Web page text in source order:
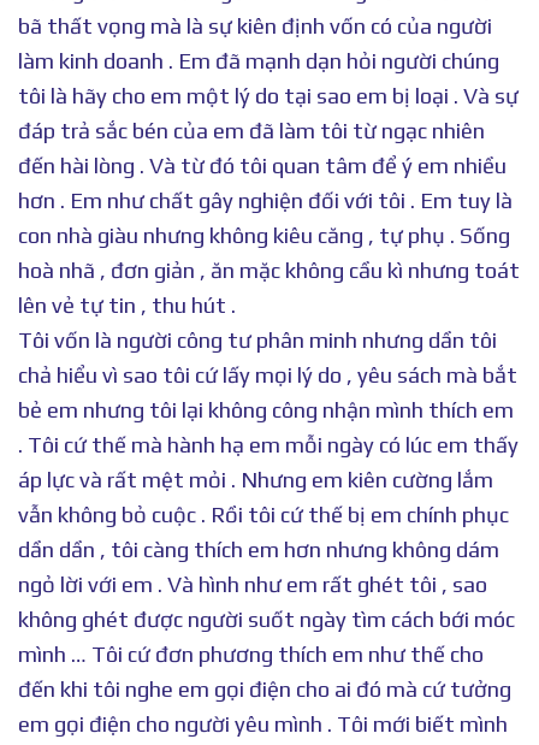
bã thất vọng mà là sự kiên định vốn có của người
làm kinh doanh . Em đã mạnh dạn hỏi người chúng
tôi là hãy cho em một lý do tại sao em bị loại . Và sự
đáp trả sắc bén của em đã làm tôi từ ngạc nhiên
đến hài lòng . Và từ đó tôi quan tâm để ý em nhiều
hơn . Em như chất gây nghiện đối với tôi . Em tuy là
con nhà giàu nhưng không kiêu căng , tự phụ . Sống
hoà nhã , đơn giản , ăn mặc không cầu kì nhưng toát
lên vẻ tự tin , thu hút .
Tôi vốn là người công tư phân minh nhưng dần tôi
chả hiểu vì sao tôi cứ lấy mọi lý do , yêu sách mà bắt
bẻ em nhưng tôi lại không công nhận mình thích em
. Tôi cứ thế mà hành hạ em mỗi ngày có lúc em thấy
áp lực và rất mệt mỏi . Nhưng em kiên cường lắm
vẫn không bỏ cuộc . Rồi tôi cứ thế bị em chính phục
dần dần , tôi càng thích em hơn nhưng không dám
ngỏ lời với em . Và hình như em rất ghét tôi , sao
không ghét được người suốt ngày tìm cách bới móc
mình … Tôi cứ đơn phương thích em như thế cho
đến khi tôi nghe em gọi điện cho ai đó mà cứ tưởng
em gọi điện cho người yêu mình . Tôi mới biết mình